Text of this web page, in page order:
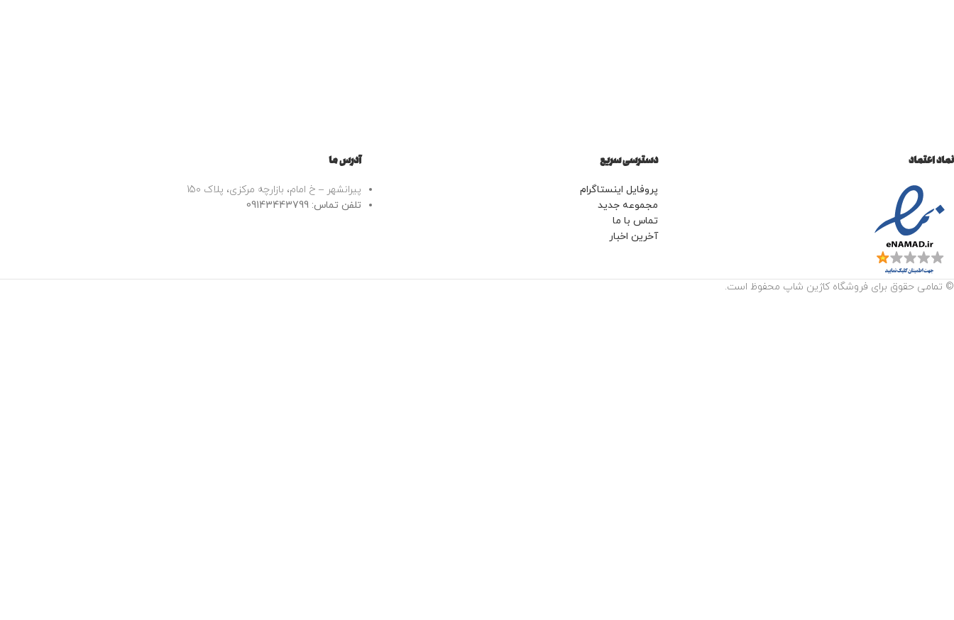
نماد اعتماد دسترسی سریع
پروفایل اینستاگرام
مجموعه جدید
تماس با ما
آخرین اخبار
آدرس ما
پیرانشهر – خ امام، بازارچه مرکزی، پلاک 150
تلفن تماس: 09143443799
© تمامی حقوق برای فروشگاه کاژین شاپ محفوظ است.